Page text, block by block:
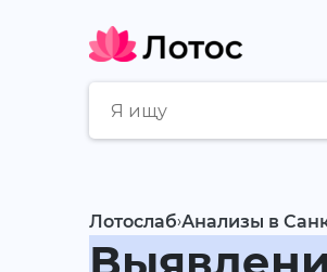
Лотослаб›Анализы в